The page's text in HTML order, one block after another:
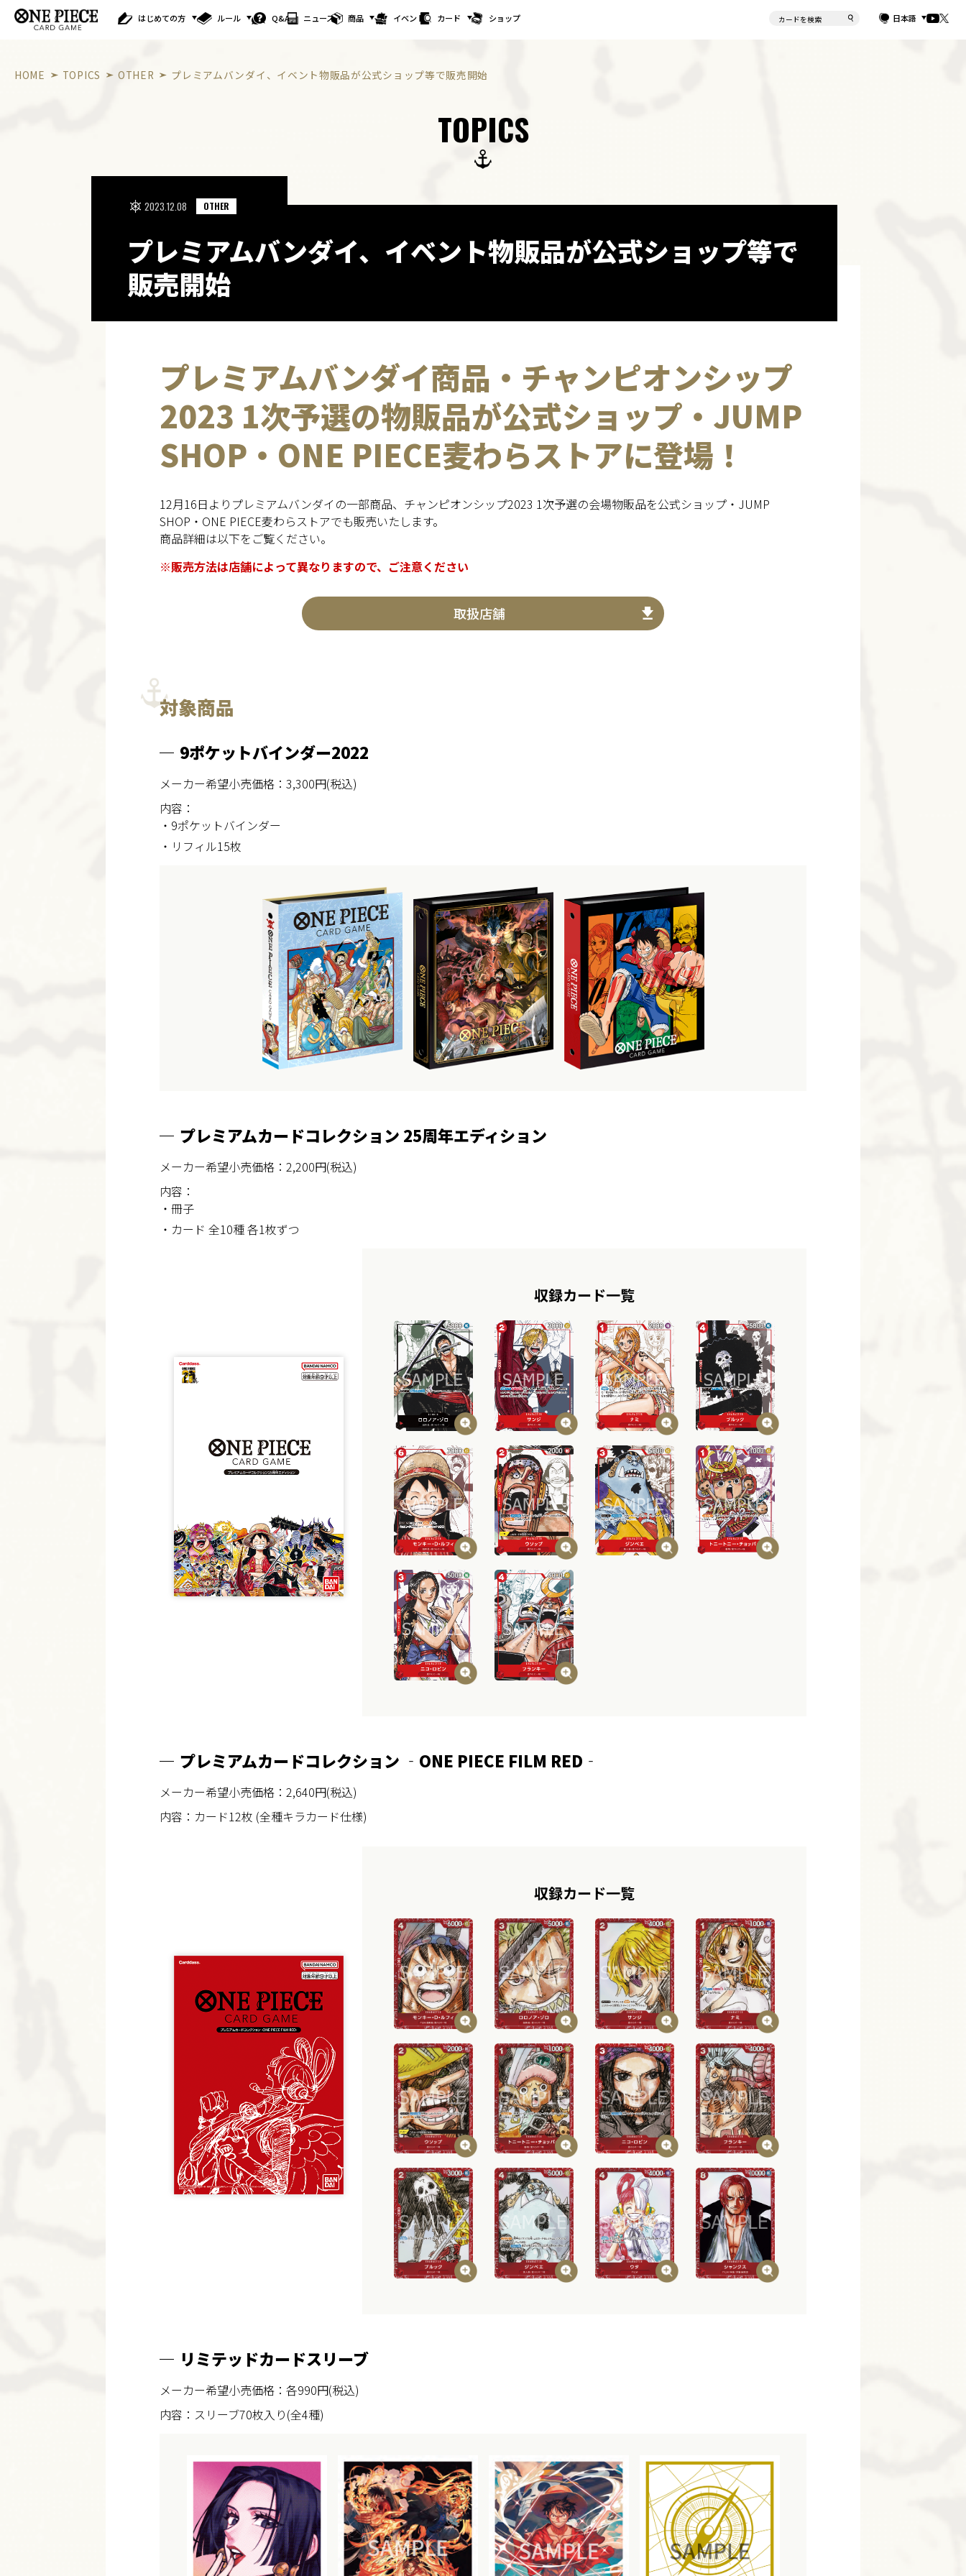
はじめての方 ルール Q&A ニュース 商品 イベント カード ショップ 日本語
HOME TOPICS OTHER プレミアムバンダイ、イベント物販品が公式ショップ等で販売開始
TOPICS
プレミアムバンダイ、イベント物販品が公式ショップ等で
販売開始
2023.12.08 OTHER
プレミアムバンダイ商品・ チャンピオンシップ
2023 1次予選の物販品が公式ショップ・JUMP
SHOP・ONE PIECE麦わらストアに登場！
12月16日よりプレミアムバンダイの一部商品、チャンピオンシップ2023 1次予選の会場物販品を公式ショップ・JUMP
SHOP・ONE PIECE麦わらストアでも販売いたします。
商品詳細は以下をご覧ください。
※販売方法は店舗によって異なりますので、ご注意ください
取扱店舗
対象商品
9ポケットバインダー2022
メーカー希望小売価格：3,300円(税込)
内容：
・9ポケットバインダー
・リフィル15枚
プレミアムカードコレクション 25周年エディション
メーカー希望小売価格：2,200円(税込)
内容：
・冊子
・カード 全10種 各1枚ずつ
収録カード一覧
プレミアムカードコレクション ‐ONE PIECE FILM RED‐
メーカー希望小売価格：2,640円(税込)
内容：カード12枚 (全種キラカード仕様)
収録カード一覧
リミテッドカードスリーブ
メーカー希望小売価格：各990円(税込)
内容：スリーブ70枚入り(全4種)